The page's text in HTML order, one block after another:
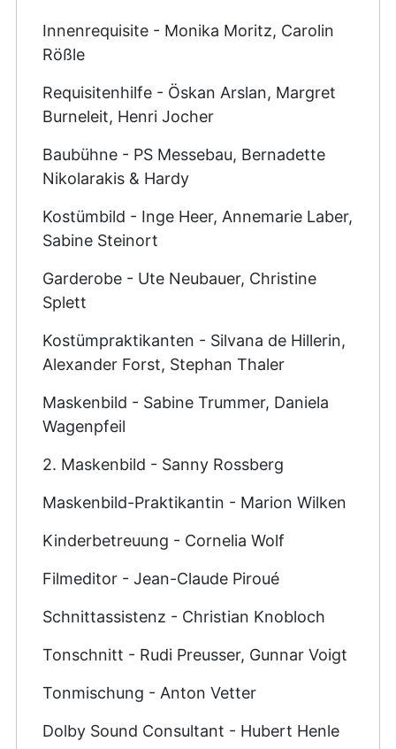
Innenrequisite - Monika Moritz, Carolin
Rößle
Requisitenhilfe - Öskan Arslan, Margret
Burneleit, Henri Jocher
Baubühne - PS Messebau, Bernadette
Nikolarakis & Hardy
Kostümbild - Inge Heer, Annemarie Laber,
Sabine Steinort
Garderobe - Ute Neubauer, Christine
Splett
Kostümpraktikanten - Silvana de Hillerin,
Alexander Forst, Stephan Thaler
Maskenbild - Sabine Trummer, Daniela
Wagenpfeil
2. Maskenbild - Sanny Rossberg
Maskenbild-Praktikantin - Marion Wilken
Kinderbetreuung - Cornelia Wolf
Filmeditor - Jean-Claude Piroué
Schnittassistenz - Christian Knobloch
Tonschnitt - Rudi Preusser, Gunnar Voigt
Tonmischung - Anton Vetter
Dolby Sound Consultant - Hubert Henle